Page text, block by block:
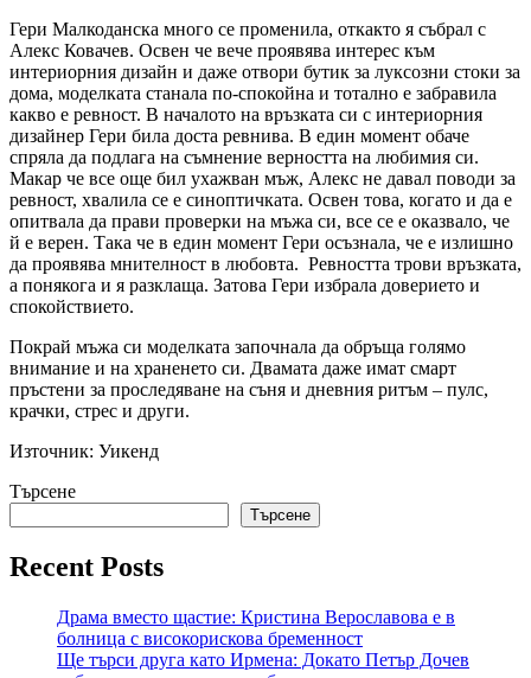
Гери Малкоданска много се променила, откакто я събрал с
Алекс Ковачев. Освен че вече проявява интерес към
интериорния дизайн и даже отвори бутик за луксозни стоки за
дома, моделката станала по-спокойна и тотално е забравила
какво е ревност. В началото на връзката си с интериорния
дизайнер Гери била доста ревнива. В един момент обаче
спряла да подлага на съмнение верността на любимия си.
Макар че все още бил ухажван мъж, Алекс не давал поводи за
ревност, хвалила се е синоптичката. Освен това, когато и да е
опитвала да прави проверки на мъжа си, все се е оказвало, че
й е верен. Така че в един момент Гери осъзнала, че е излишно
да проявява мнителност в любовта. Ревността трови връзката,
а понякога и я разклаща. Затова Гери избрала доверието и
спокойствието.
Покрай мъжа си моделката започнала да обръща голямо
внимание и на храненето си. Двамата даже имат смарт
пръстени за проследяване на съня и дневния ритъм – пулс,
крачки, стрес и други.
Източник: Уикенд
Търсене
Търсене
Recent Posts
Драма вместо щастие: Кристина Верославова е в
болница с високорискова бременност
Ще търси друга като Ирмена: Докато Петър Дочев